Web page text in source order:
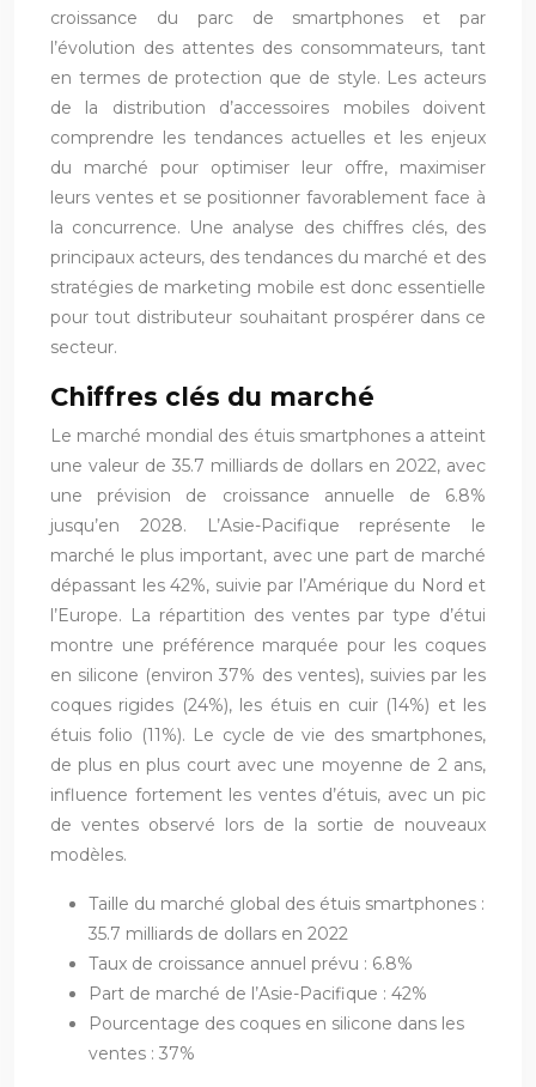
croissance du parc de smartphones et par
l’évolution des attentes des consommateurs, tant
en termes de protection que de style. Les acteurs
de la distribution d’accessoires mobiles doivent
comprendre les tendances actuelles et les enjeux
du marché pour optimiser leur offre, maximiser
leurs ventes et se positionner favorablement face à
la concurrence. Une analyse des chiffres clés, des
principaux acteurs, des tendances du marché et des
stratégies de marketing mobile est donc essentielle
pour tout distributeur souhaitant prospérer dans ce
secteur.
Chiffres clés du marché
Le marché mondial des étuis smartphones a atteint
une valeur de 35.7 milliards de dollars en 2022, avec
une prévision de croissance annuelle de 6.8%
jusqu’en 2028. L’Asie-Pacifique représente le
marché le plus important, avec une part de marché
dépassant les 42%, suivie par l’Amérique du Nord et
l’Europe. La répartition des ventes par type d’étui
montre une préférence marquée pour les coques
en silicone (environ 37% des ventes), suivies par les
coques rigides (24%), les étuis en cuir (14%) et les
étuis folio (11%). Le cycle de vie des smartphones,
de plus en plus court avec une moyenne de 2 ans,
influence fortement les ventes d’étuis, avec un pic
de ventes observé lors de la sortie de nouveaux
modèles.
Taille du marché global des étuis smartphones :
35.7 milliards de dollars en 2022
Taux de croissance annuel prévu : 6.8%
Part de marché de l’Asie-Pacifique : 42%
Pourcentage des coques en silicone dans les
ventes : 37%